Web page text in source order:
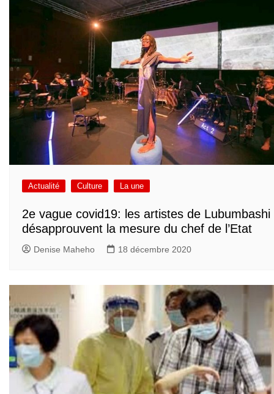
Actualité Culture La une
2e vague covid19: les artistes de Lubumbashi
désapprouvent la mesure du chef de l’Etat
Denise Maheho 18 décembre 2020